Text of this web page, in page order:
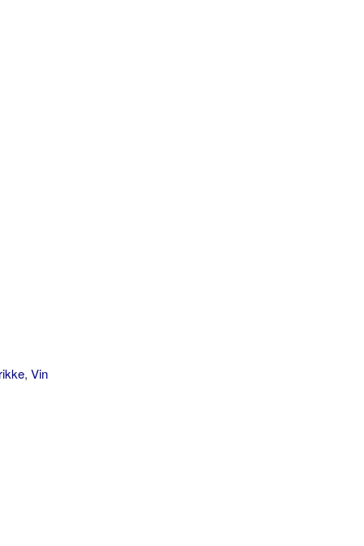
, Vin